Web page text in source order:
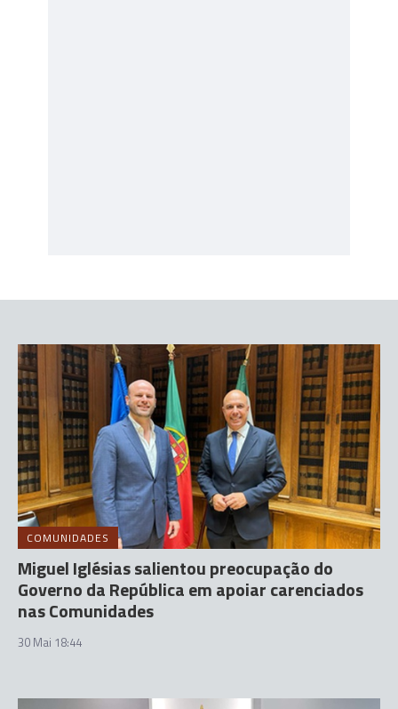
COMUNIDADES
Miguel Iglésias salientou preocupação do
Governo da República em apoiar carenciados
nas Comunidades
30 Mai 18:44